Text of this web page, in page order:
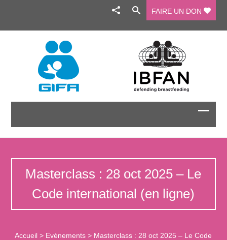
FAIRE UN DON
Masterclass : 28 oct 2025 – Le
Code international (en ligne)
Accueil > Evènements > Masterclass : 28 oct 2025 – Le Code